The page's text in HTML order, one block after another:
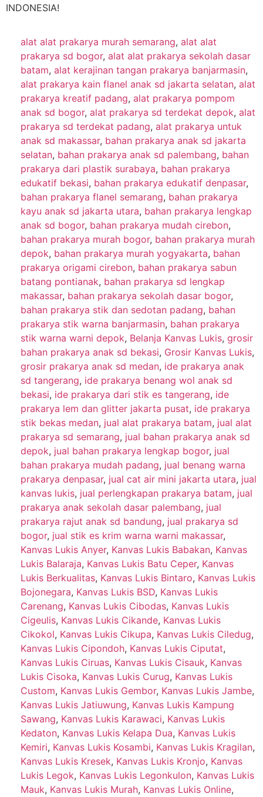
INDONESIA!
alat alat prakarya murah semarang, alat alat
prakarya sd bogor, alat alat prakarya sekolah dasar
batam, alat kerajinan tangan prakarya banjarmasin,
alat prakarya kain flanel anak sd jakarta selatan, alat
prakarya kreatif padang, alat prakarya pompom
anak sd bogor, alat prakarya sd terdekat depok, alat
prakarya sd terdekat padang, alat prakarya untuk
anak sd makassar, bahan prakarya anak sd jakarta
selatan, bahan prakarya anak sd palembang, bahan
prakarya dari plastik surabaya, bahan prakarya
edukatif bekasi, bahan prakarya edukatif denpasar,
bahan prakarya flanel semarang, bahan prakarya
kayu anak sd jakarta utara, bahan prakarya lengkap
anak sd bogor, bahan prakarya mudah cirebon,
bahan prakarya murah bogor, bahan prakarya murah
depok, bahan prakarya murah yogyakarta, bahan
prakarya origami cirebon, bahan prakarya sabun
batang pontianak, bahan prakarya sd lengkap
makassar, bahan prakarya sekolah dasar bogor,
bahan prakarya stik dan sedotan padang, bahan
prakarya stik warna banjarmasin, bahan prakarya
stik warna warni depok, Belanja Kanvas Lukis, grosir
bahan prakarya anak sd bekasi, Grosir Kanvas Lukis,
grosir prakarya anak sd medan, ide prakarya anak
sd tangerang, ide prakarya benang wol anak sd
bekasi, ide prakarya dari stik es tangerang, ide
prakarya lem dan glitter jakarta pusat, ide prakarya
stik bekas medan, jual alat prakarya batam, jual alat
prakarya sd semarang, jual bahan prakarya anak sd
depok, jual bahan prakarya lengkap bogor, jual
bahan prakarya mudah padang, jual benang warna
prakarya denpasar, jual cat air mini jakarta utara, jual
kanvas lukis, jual perlengkapan prakarya batam, jual
prakarya anak sekolah dasar palembang, jual
prakarya rajut anak sd bandung, jual prakarya sd
bogor, jual stik es krim warna warni makassar,
Kanvas Lukis Anyer, Kanvas Lukis Babakan, Kanvas
Lukis Balaraja, Kanvas Lukis Batu Ceper, Kanvas
Lukis Berkualitas, Kanvas Lukis Bintaro, Kanvas Lukis
Bojonegara, Kanvas Lukis BSD, Kanvas Lukis
Carenang, Kanvas Lukis Cibodas, Kanvas Lukis
Cigeulis, Kanvas Lukis Cikande, Kanvas Lukis
Cikokol, Kanvas Lukis Cikupa, Kanvas Lukis Ciledug,
Kanvas Lukis Cipondoh, Kanvas Lukis Ciputat,
Kanvas Lukis Ciruas, Kanvas Lukis Cisauk, Kanvas
Lukis Cisoka, Kanvas Lukis Curug, Kanvas Lukis
Custom, Kanvas Lukis Gembor, Kanvas Lukis Jambe,
Kanvas Lukis Jatiuwung, Kanvas Lukis Kampung
Sawang, Kanvas Lukis Karawaci, Kanvas Lukis
Kedaton, Kanvas Lukis Kelapa Dua, Kanvas Lukis
Kemiri, Kanvas Lukis Kosambi, Kanvas Lukis Kragilan,
Kanvas Lukis Kresek, Kanvas Lukis Kronjo, Kanvas
Lukis Legok, Kanvas Lukis Legonkulon, Kanvas Lukis
Mauk, Kanvas Lukis Murah, Kanvas Lukis Online,